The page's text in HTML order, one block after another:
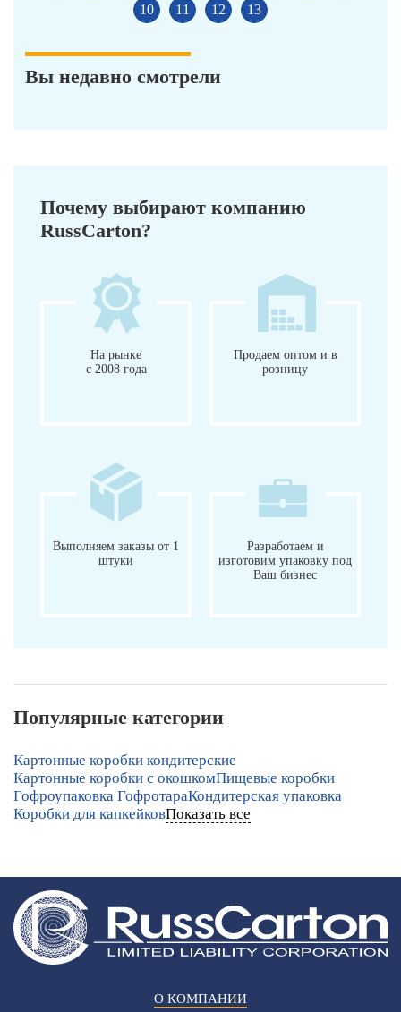
10
11 12 13
Вы недавно смотрели
Почему выбирают компанию
RussCarton?
На рынке
с 2008 года
Продаем оптом и в
розницу
Выполняем заказы от 1
штуки
Разработаем и
изготовим упаковку под
Ваш бизнес
Популярные категории
Картонные коробки кондитерские
Картонные коробки с окошкомПищевые коробки
Гофроупаковка ГофротараКондитерская упаковка
Коробки для капкейковПоказать все
О КОМПАНИИ